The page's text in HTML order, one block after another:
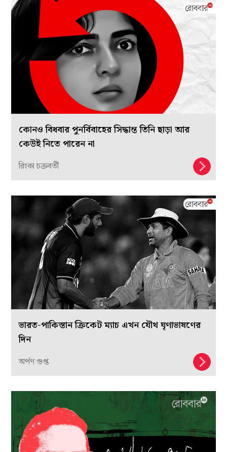
কোনও বিধবার পুনর্বিবাহের সিদ্ধান্ত তিনি ছাড়া আর
কেউই নিতে পারেন না
রিংকা চক্রবর্তী
ভারত-পাকিস্তান ক্রিকেট ম্যাচ এখন যৌথ ঘৃণাভাষণের
দিন
অর্পণ গুপ্ত